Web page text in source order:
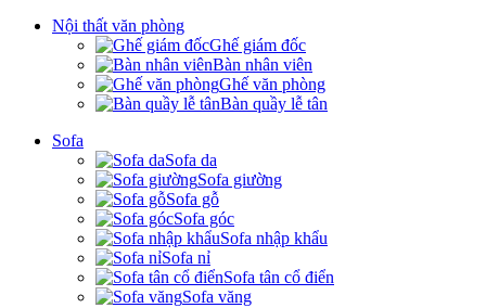
Nội thất văn phòng
Ghế giám đốc
Bàn nhân viên
Ghế văn phòng
Bàn quầy lễ tân
Sofa
Sofa da
Sofa giường
Sofa gỗ
Sofa góc
Sofa nhập khẩu
Sofa nỉ
Sofa tân cổ điển
Sofa văng